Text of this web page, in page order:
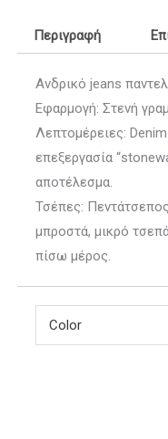
Περιγραφή
Ανδρικό jeans
Εφαρμογή: Στενή
Λεπτομέρειες:
επεξεργασία
αποτέλεσμα.
Τσέπες:
μπροστά, μικρό
πίσω μέρος.
Color